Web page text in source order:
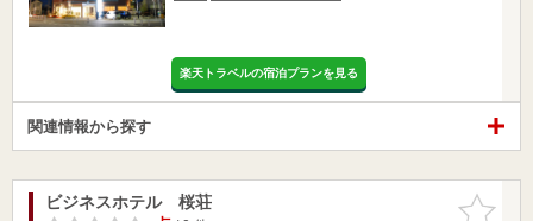
楽天トラベルの宿泊プランを見る
関連情報から探す
お気に入
ビジネスホテル 桜荘